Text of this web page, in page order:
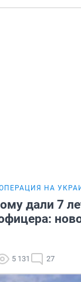
НА
дали 7
5 131 27